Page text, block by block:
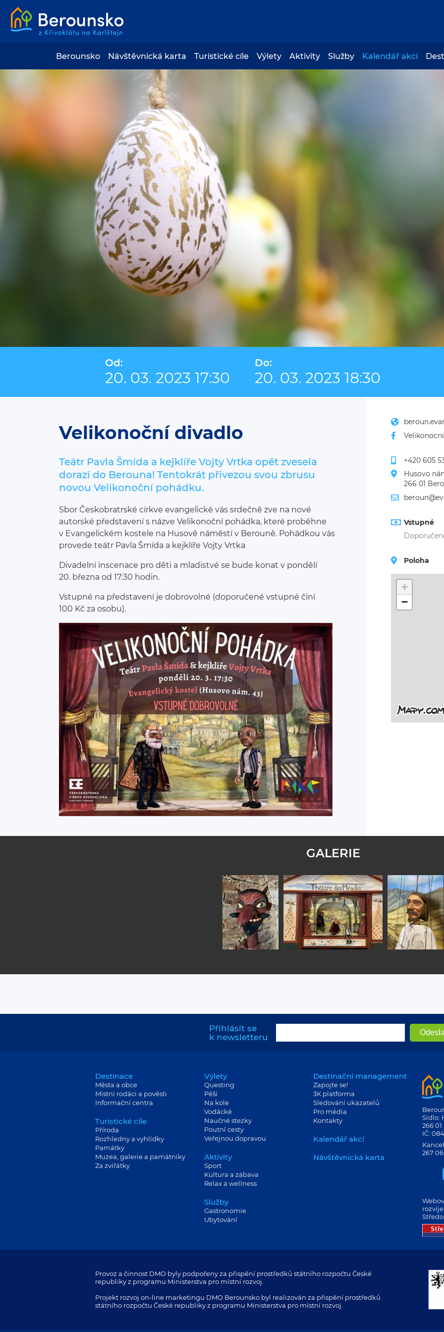
Berounsko Návštěvnická karta Turistické cíle Výlety Aktivity Služby Kalendář akcí
Od:
20. 03. 2023 17:30
Do:
20. 03. 2023 18:30
Velikonoční divadlo
Teátr Pavla Šmída a kejklíře Vojty Vrtka opět zvesela
dorazí do Berouna! Tentokrát přivezou svou zbrusu
novou Velikonoční pohádku.
Sbor Českobratrské církve evangelické vás srdečně zve na nové
autorské představení s názve Velikonoční pohádka, které proběhne
v Evangelickém kostele na Husově náměstí v Berouně. Pohádkou vás
provede teátr Pavla Šmída a kejklíře Vojty Vrtka
Divadelní inscenace pro děti a mladistvé se bude konat v pondělí
20. března od 17:30 hodin.
Vstupné na představení je dobrovolné (doporučené vstupné činí
100 Kč za osobu).
+420 605
Husovo
266 01
Vstupné
Poloha
+
−
GALERIE
Přihlásit se
k newsletteru
Destinace
Města a obce
Místní rodáci a pověsti
Informační centra
Turistické cíle
Příroda
Rozhledny a vyhlídky
Památky
Muzea, galerie a památníky
Za zvířátky
Výlety
Questing
Pěší
Na kole
Vodácké
Naučné stezky
Poutní cesty
Veřejnou dopravou
Aktivity
Sport
Kultura a zábava
Relax a wellness
Služby
Gastronomie
Ubytování
Destinační management
Zapojte se!
3K platforma
Sledování ukazatelů
Pro média
Kontakty
Kalendář akcí
Návštěvnická karta
Sídlo:
266
IČ:
267
Provoz a činnost DMO byly podpořeny za přispění prostředků státního rozpočtu České
republiky z programu Ministerstva pro místní rozvoj.
Projekt rozvoj on-line marketingu DMO Berounsko byl realizován za přispění prostředků
státního rozpočtu České republiky z programu Ministerstva pro místní rozvoj.